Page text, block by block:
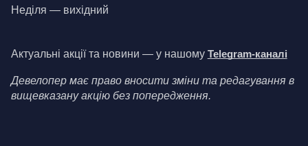
Неділя — вихідний
Актуальні акції та новини — у нашому Telegram-каналі
Девелопер має право вносити зміни та редагування в
вищевказану акцію без попередження.